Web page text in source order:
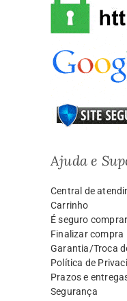
Ajuda e
Central de
Carrinho
É seguro
Finalizar compra
Garantia/Troca
Política de
Prazos e
Segurança